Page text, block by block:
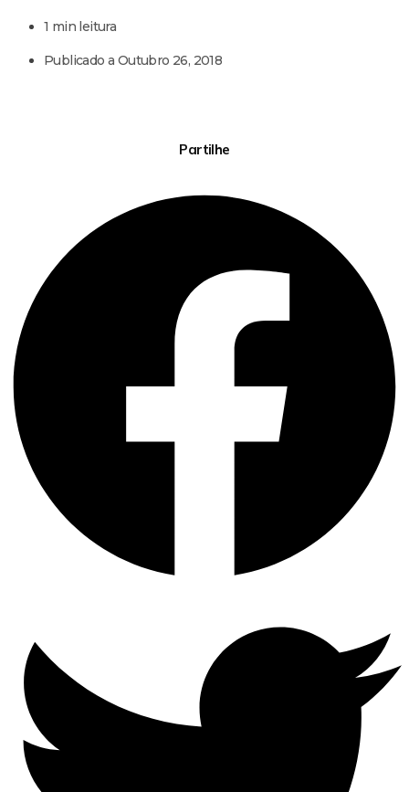
1 min leitura
Publicado a Outubro 26, 2018
Partilhe